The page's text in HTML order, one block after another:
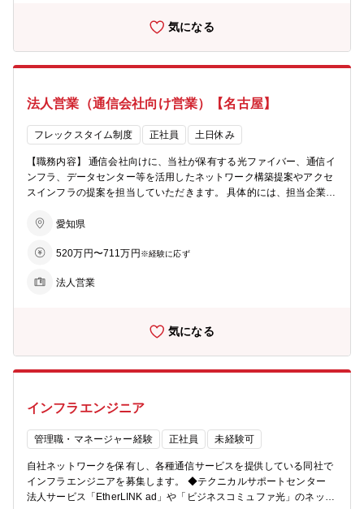
気になる
法人営業（通信会社向け営業）【名古屋】
フレックスタイム制度 正社員 土日休み
【職務内容】 通信会社向けに、当社が保有する光ファイバー、通信イ
ンフラ、データセンター等を活用したネットワーク構築提案やアクセ
スインフラの提案を担当していただきます。 具体的には、担当企業へ
でご担当いただきます。 主な提案先としては、既存顧客が大半で、国
力】5Gネットワーク等、お客様である通信会社の最新ネットワーク構
体の発展に貢献できる、やりがいのある仕事です。また、同業界での
員募集です。 【組織構成】ソリューション営業本部 キャリア営業部
愛知県
520万円〜711万円 ※経験に応ず
法人営業
気になる
インフラエンジニア
管理職・マネージャー経験 正社員 未経験可
自社ネットワークを保有し、各種通信サービスを提供している同社で
インフラエンジニアを募集します。 ◆テクニカルサポートセンター
法人サービス「EtherLINK ad」や「ビジネスコミュファ光」のネット